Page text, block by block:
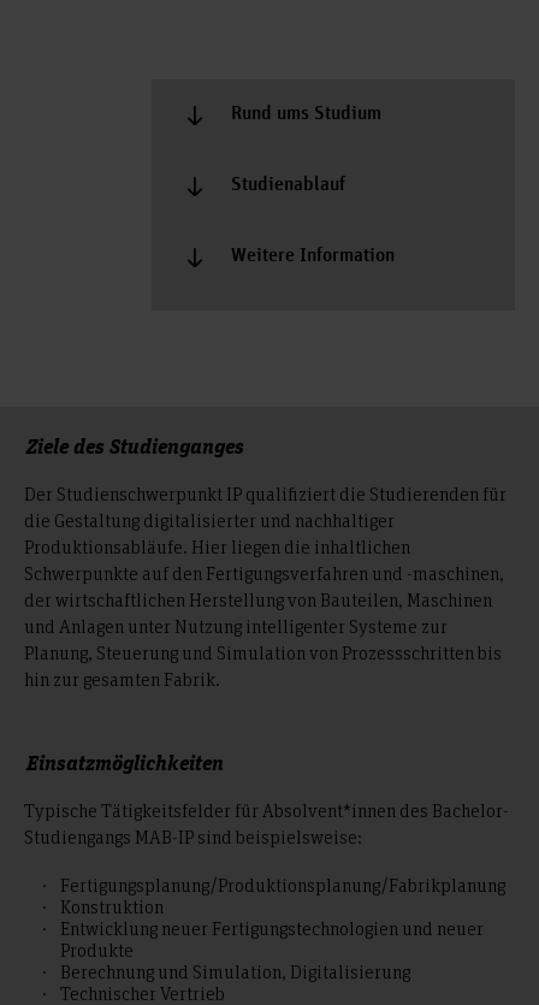
Rund ums Studium
Studienablauf
Weitere Information
Ziele des Studienganges
Der Studienschwerpunkt IP qualifiziert die Studierenden für
die Gestaltung digitalisierter und nachhaltiger
Produktionsabläufe. Hier liegen die inhaltlichen
Schwerpunkte auf den Fertigungsverfahren und -maschinen,
der wirtschaftlichen Herstellung von Bauteilen, Maschinen
und Anlagen unter Nutzung intelligenter Systeme zur
Planung, Steuerung und Simulation von Prozessschritten bis
hin zur gesamten Fabrik.
Einsatzmöglichkeiten
Typische Tätigkeitsfelder für Absolvent*innen des Bachelor-
Studiengangs MAB-IP sind beispielsweise:
Fertigungsplanung/Produktionsplanung/Fabrikplanung
Konstruktion
Entwicklung neuer Fertigungstechnologien und neuer
Produkte
Berechnung und Simulation, Digitalisierung
Technischer Vertrieb